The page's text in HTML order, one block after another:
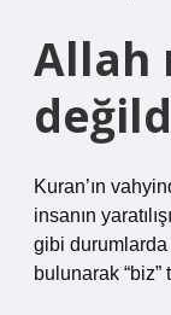
Allah
Kuran’ın
insanın
gibi durumlarda
bulunarak